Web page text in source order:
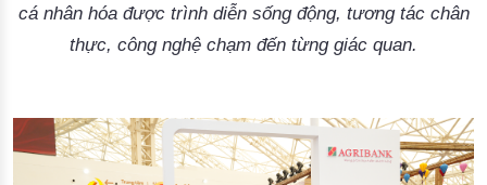
cá nhân hóa được trình diễn sống động, tương tác chân
thực, công nghệ chạm đến từng giác quan.